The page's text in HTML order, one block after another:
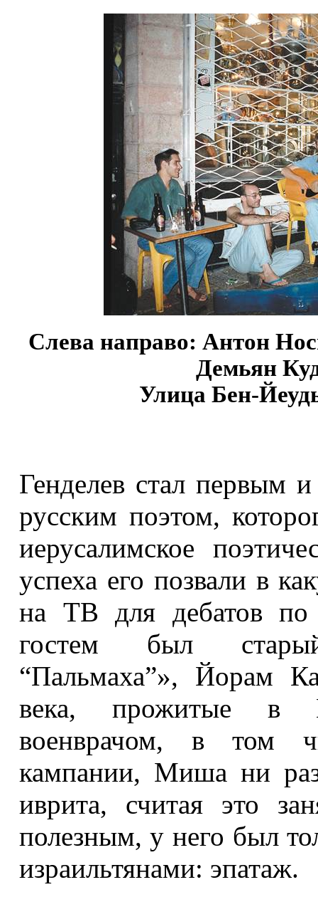
Слева направо: Антон
Демьян
Улица Бен-
Генделев стал первым
русским поэтом,
иерусалимское
успеха его позвали в
на ТВ для дебатов по
гостем был
“Пальмаха”», Йорам
века, прожитые в
военврачом, в том
кампании, Миша ни
иврита, считая это
полезным, у него был
израильтянами: эпатаж.